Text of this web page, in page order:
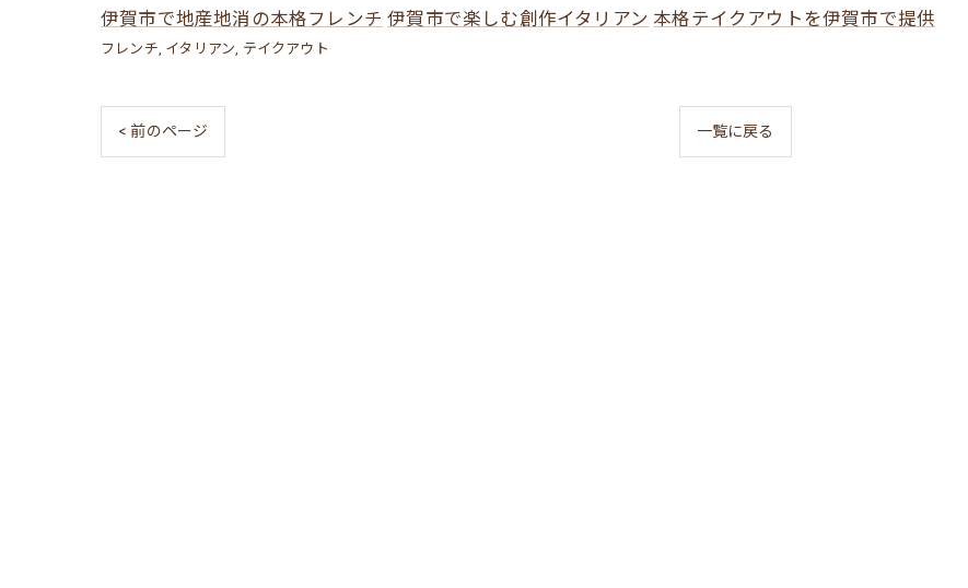
伊賀市で地産地消の本格フレンチ 伊賀市で楽しむ創作イタリアン 本格テイクアウトを伊賀市で提供
フレンチ イタリアン テイクアウト
< 前のページ 一覧に戻る